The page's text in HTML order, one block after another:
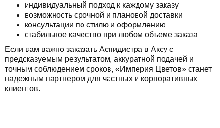
индивидуальный подход к каждому заказу
возможность срочной и плановой доставки
консультации по стилю и оформлению
стабильное качество при любом объеме заказа
Если вам важно заказать Аспидистра в Аксу с
предсказуемым результатом, аккуратной подачей и
точным соблюдением сроков, «Империя Цветов» станет
надежным партнером для частных и корпоративных
клиентов.